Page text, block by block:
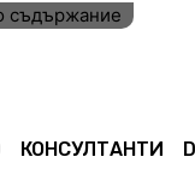
съдържание
КОНСУЛТАНТИ